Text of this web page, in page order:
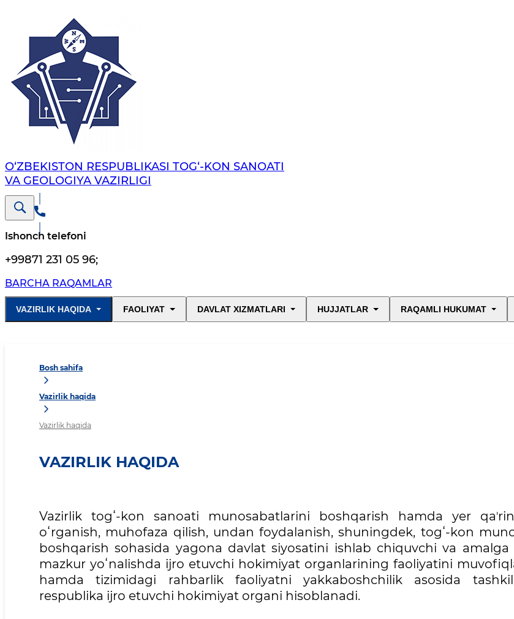
O‘ZBEKISTON RESPUBLIKASI TOG‘-KON SANOATI
VA GEOLOGIYA VAZIRLIGI
Ishonch telefoni
+99871 231 05 96;
BARCHA RAQAMLAR
VAZIRLIK HAQIDA FAOLIYAT DAVLAT XIZMATLARI HUJJATLAR RAQAMLI HUKUMAT
Bosh sahifa
Vazirlik haqida
Vazirlik haqida
VAZIRLIK HAQIDA
Vazirlik togʻ-kon sanoati munosabatlarini boshqarish hamda yer
oʻrganish, muhofaza qilish, undan foydalanish, shuningdek, togʻ-kon
boshqarish sohasida yagona davlat siyosatini ishlab chiquvchi va amalga
mazkur yoʻnalishda ijro etuvchi hokimiyat organlarining faoliyatini
hamda tizimidagi rahbarlik faoliyatni yakkaboshchilik asosida
respublika ijro etuvchi hokimiyat organi hisoblanadi.